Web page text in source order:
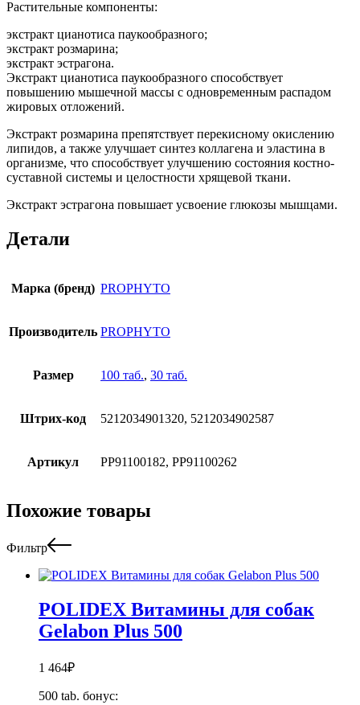
Растительные компоненты:
экстракт цианотиса паукообразного;
экстракт розмарина;
экстракт эстрагона.
Экстракт цианотиса паукообразного способствует
повышению мышечной массы с одновременным распадом
жировых отложений.
Экстракт розмарина препятствует перекисному окислению
липидов, а также улучшает синтез коллагена и эластина в
организме, что способствует улучшению состояния костно-
суставной системы и целостности хрящевой ткани.
Экстракт эстрагона повышает усвоение глюкозы мышцами.
Детали
Марка (бренд) PROPHYTO
Производитель PROPHYTO
Размер 100 таб., 30 таб.
Штрих-код 5212034901320, 5212034902587
Артикул PP91100182, PP91100262
Похожие товары
Фильтр
POLIDEX Витамины для собак
Gelabon Plus 500
1 464₽
500 tab. бонус: